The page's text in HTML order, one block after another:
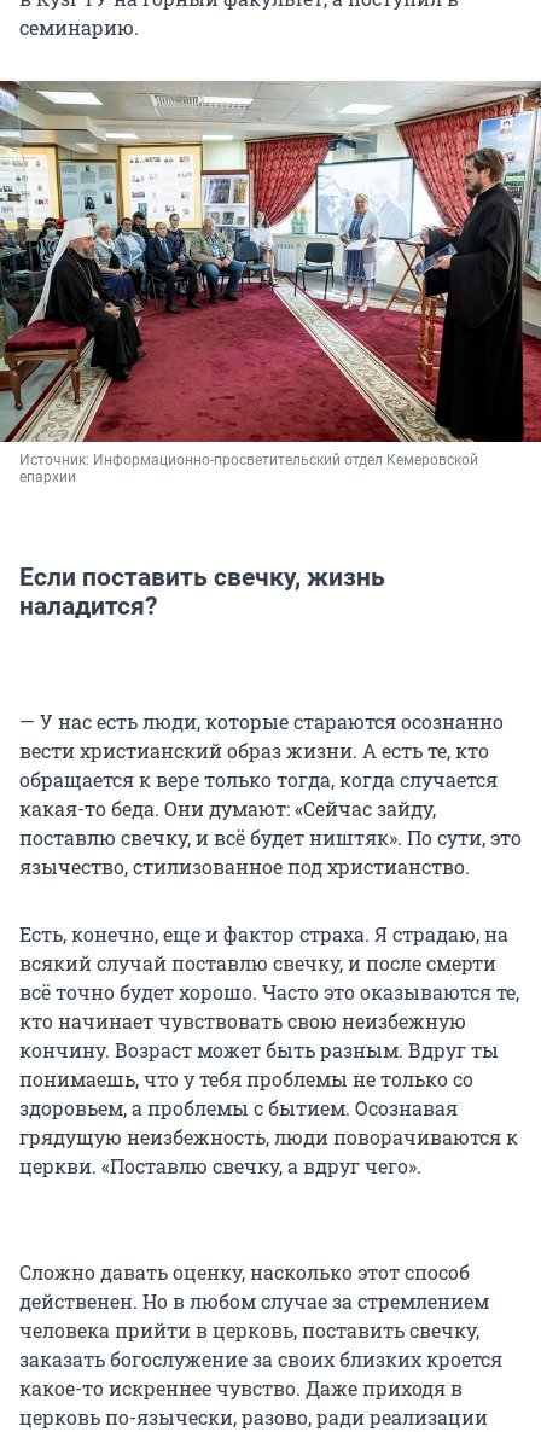
семинарию.
Источник: Информационно-просветительский отдел Кемеровской
епархии
Если поставить свечку, жизнь
наладится?
— У нас есть люди, которые стараются осознанно
вести христианский образ жизни. А есть те, кто
обращается к вере только тогда, когда случается
какая-то беда. Они думают: «Сейчас зайду,
поставлю свечку, и всё будет ништяк». По сути, это
язычество, стилизованное под христианство.
Есть, конечно, еще и фактор страха. Я страдаю, на
всякий случай поставлю свечку, и после смерти
всё точно будет хорошо. Часто это оказываются те,
кто начинает чувствовать свою неизбежную
кончину. Возраст может быть разным. Вдруг ты
понимаешь, что у тебя проблемы не только со
здоровьем, а проблемы с бытием. Осознавая
грядущую неизбежность, люди поворачиваются к
церкви. «Поставлю свечку, а вдруг чего».
Сложно давать оценку, насколько этот способ
действенен. Но в любом случае за стремлением
человека прийти в церковь, поставить свечку,
заказать богослужение за своих близких кроется
какое-то искреннее чувство. Даже приходя в
церковь по-язычески, разово, ради реализации